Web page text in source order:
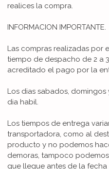
realices la compra.
INFORMACION IMPORTANTE.
Las compras realizadas por
tiempo de despacho de 2 a
acreditado el pago por la
Los dias sabados,
dia habil.
Los tiempos de entrega
transportadora, como al
producto y no podemos
demoras, tampoco
que llegue antes de la fecha